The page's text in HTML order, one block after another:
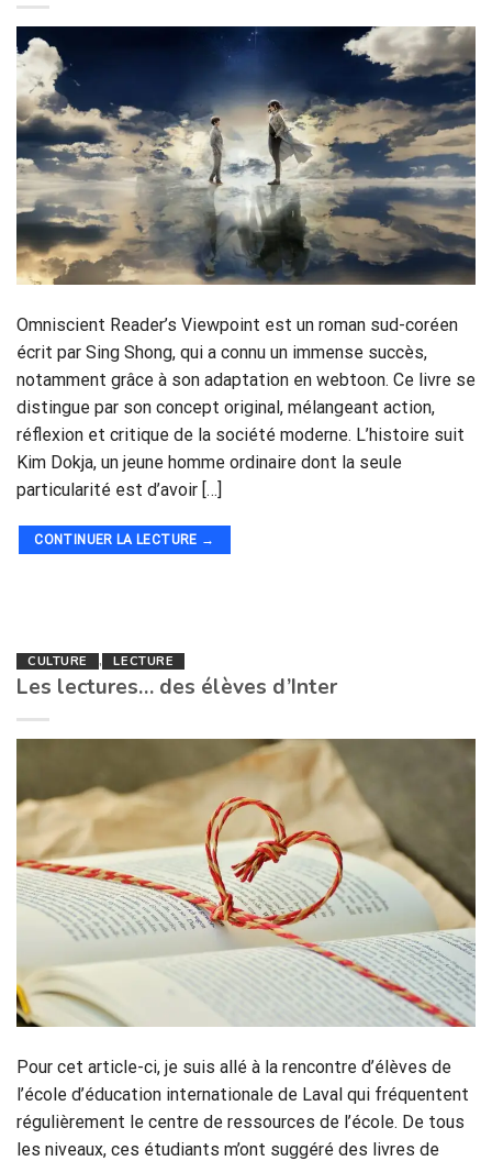
Omniscient Reader’s Viewpoint est un roman sud-coréen
écrit par Sing Shong, qui a connu un immense succès,
notamment grâce à son adaptation en webtoon. Ce livre se
distingue par son concept original, mélangeant action,
réflexion et critique de la société moderne. L’histoire suit
Kim Dokja, un jeune homme ordinaire dont la seule
particularité est d’avoir […]
CONTINUER LA LECTURE →
CULTURE , LECTURE
Les lectures… des élèves d’Inter
Pour cet article-ci, je suis allé à la rencontre d’élèves de
l’école d’éducation internationale de Laval qui fréquentent
régulièrement le centre de ressources de l’école. De tous
les niveaux, ces étudiants m’ont suggéré des livres de